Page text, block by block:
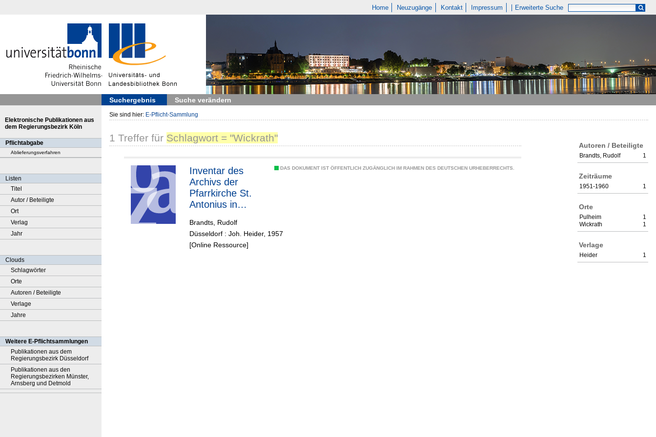
Home Neuzugänge Kontakt Impressum Erweiterte Suche
Suchergebnis Suche verändern
Elektronische Publikationen aus
dem Regierungsbezirk Köln
Pflichtabgabe
Ablieferungsverfahren
Listen
Titel
Autor / Beteiligte
Ort
Verlag
Jahr
Clouds
Schlagwörter
Orte
Autoren / Beteiligte
Verlage
Jahre
Weitere E-Pflichtsammlungen
Publikationen aus dem
Regierungsbezirk Düsseldorf
Publikationen aus den
Regierungsbezirken Münster,
Arnsberg und Detmold
Sie sind hier: E-Pflicht-Sammlung
Autoren / Beteiligte
1
Brandts, Rudolf
Zeiträume
1
1951-1960
Orte
1
Pulheim
1
Wickrath
Verlage
1
Heider
1 Treffer für Schlagwort = "Wickrath"
DAS DOKUMENT IST ÖFFENTLICH ZUGÄNGLICH IM RAHMEN DES DEUTSCHEN URHEBERRECHTS.
Inventar des
Archivs der
Pfarrkirche St.
Antonius in
Brandts, Rudolf
Düsseldorf : Joh. Heider, 1957
[Online Ressource]